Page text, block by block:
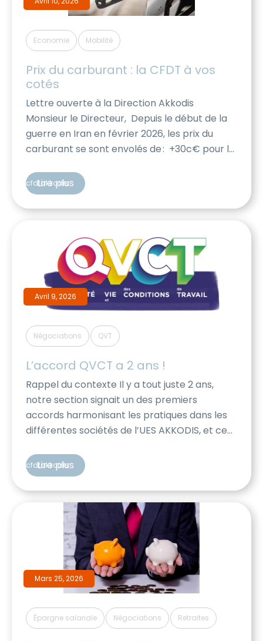
Economie Mobilité
Prix du carburant : la CFDT à vos
cotés
Lettre ouverte à la Direction Akkodis
Monsieur le Directeur, Depuis le début de la
guerre en Iran en février 2026, les prix du
carburant se sont envolés de : +30c€ pour le
de cette augmentation est telle
qu’elle impacte durement l’ensemble de la
société française, et en particulier
impliquent une mobilité accrue. […]
cfdtakkodis
Lire plus
Avril 9, 2026
Négociations QVT
L’accord QVCT a 2 ans !
Rappel du contexte Il y a tout juste 2 ans,
notre section signait un des premiers
accords harmonisant les pratiques dans les
différentes sociétés de l’UES AKKODIS, et ce
professionnelle entre les hommes et femme
Lutte contre les discriminations, le
harcèlement, engagement pour l’inclusion
Amélioration de la Qualité […]
cfdtakkodis
Lire plus
Mars 25, 2026
Épargne salariale Négociations Retraites